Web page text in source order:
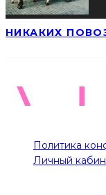
НИКАКИХ
Политика
Личный